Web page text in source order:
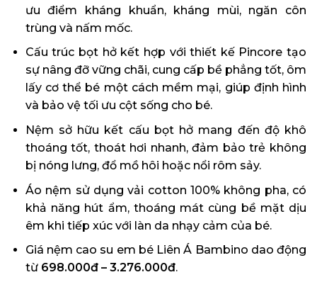
ưu điểm kháng khuẩn, kháng mùi, ngăn côn
trùng và nấm mốc.
Cấu trúc bọt hở kết hợp với thiết kế Pincore tạo
sự nâng đỡ vững chãi, cung cấp bề phẳng tốt, ôm
lấy cơ thể bé một cách mềm mại, giúp định hình
và bảo vệ tối ưu cột sống cho bé.
Nệm sở hữu kết cấu bọt hở mang đến độ khô
thoáng tốt, thoát hơi nhanh, đảm bảo trẻ không
bị nóng lưng, đổ mồ hôi hoặc nổi rôm sảy.
Áo nệm sử dụng vải cotton 100% không pha, có
khả năng hút ẩm, thoáng mát cùng bề mặt dịu
êm khi tiếp xúc với làn da nhạy cảm của bé.
Giá nệm cao su em bé Liên Á Bambino dao động
từ 698.000đ – 3.276.000đ.